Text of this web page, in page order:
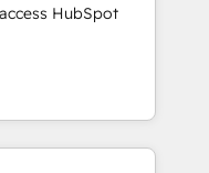
HubSpot